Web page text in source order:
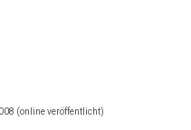
(online veröffentlicht)